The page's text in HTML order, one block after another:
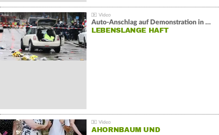
Auto-Anschlag auf Demonstration in München:
LEBENSLANGE HAFT
AHORNBAUM UND